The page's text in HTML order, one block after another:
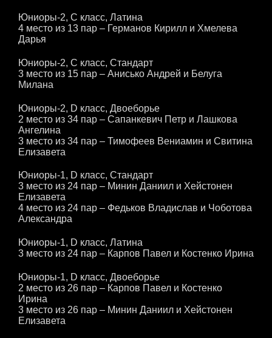
Юниоры-2, С класс, Латина
4 место из 13 пар – Германов Кирилл и Хмелева
Дарья
Юниоры-2, С класс, Стандарт
3 место из 15 пар – Анисько Андрей и Белуга
Милана
Юниоры-2, D класс, Двоеборье
2 место из 34 пар – Сапанкевич Петр и Лашкова
Ангелина
3 место из 34 пар – Тимофеев Вениамин и Свитина
Елизавета
Юниоры-1, D класс, Стандарт
3 место из 24 пар – Минин Даниил и Хейстонен
Елизавета
4 место из 24 пар – Федьков Владислав и Чоботова
Александра
Юниоры-1, D класс, Латина
3 место из 24 пар – Карпов Павел и Костенко Ирина
Юниоры-1, D класс, Двоеборье
2 место из 26 пар – Карпов Павел и Костенко
Ирина
3 место из 26 пар – Минин Даниил и Хейстонен
Елизавета